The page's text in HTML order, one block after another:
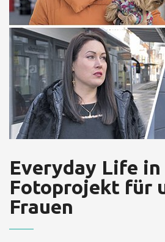
Everyday Life
Fotoprojekt für
Frauen